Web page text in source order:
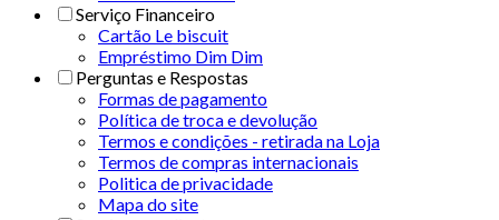
Serviço Financeiro
Cartão Le biscuit
Empréstimo Dim Dim
Perguntas e Respostas
Formas de pagamento
Política de troca e devolução
Termos e condições - retirada na Loja
Termos de compras internacionais
Politica de privacidade
Mapa do site